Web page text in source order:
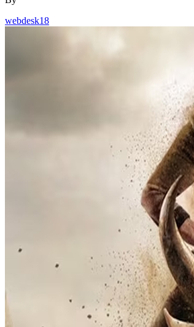
webdesk18